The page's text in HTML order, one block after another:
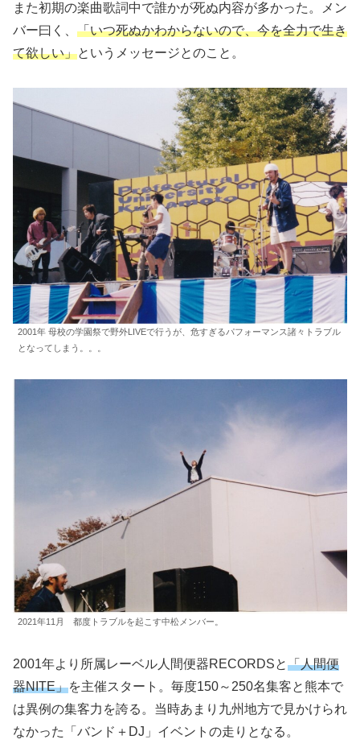
また初期の楽曲歌詞中で誰かが死ぬ内容が多かった。メン
バー曰く、 「いつ死ぬかわからないので、今を全力で生き
て欲しい」というメッセージとのこと。
2001年 母校の学園祭で野外LIVEで行うが、危すぎるパフォーマンス諸々トラブル
となってしまう。。。
2021年11月 都度トラブルを起こす中松メンバー。
2001年より所属レーベル人間便器RECORDSと「人間便
器NITE」を主催スタート。毎度150～250名集客と熊本で
は異例の集客力を誇る。当時あまり九州地方で見かけられ
なかった「バンド＋DJ」イベントの走りとなる。